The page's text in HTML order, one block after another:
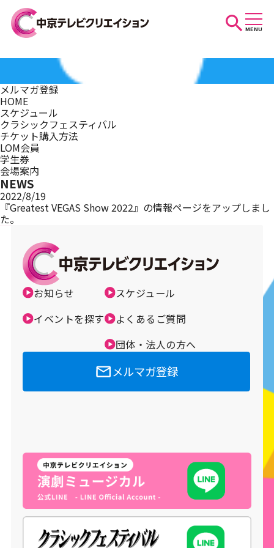
MENU
お知らせ
スケジュール
イベントを探す
団体・法人の方へ
メルマガ登録
メルマガ登録
HOME
スケジュール
クラシックフェスティバル
チケット購入方法
LOM会員
学生券
会場案内
NEWS
2022/8/19
『Greatest VEGAS Show 2022』の情報ページをアップしまし
た。
お知らせ
イベントを探す
スケジュール
よくあるご質問
団体・法人の方へ
メルマガ登録